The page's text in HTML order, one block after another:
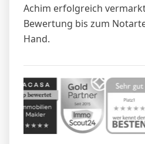
Achim erfolgreich
Bewertung bis zum
Hand.